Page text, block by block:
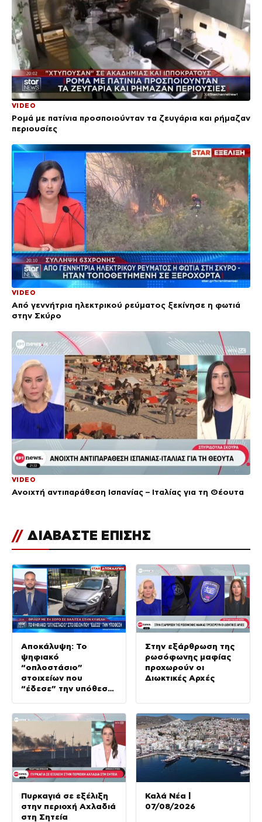
VIDEO
Ρομά με πατίνια προσποιούνταν τα ζευγάρια και ρήμαζαν
περιουσίες
VIDEO
Από γεννήτρια ηλεκτρικού ρεύματος ξεκίνησε η φωτιά
στην Σκύρο
VIDEO
Ανοιχτή αντιπαράθεση Ισπανίας – Ιταλίας για τη Θέουτα
// ΔΙΑΒΑΣΤΕ ΕΠΙΣΗΣ
Αποκάλυψη: Το
ψηφιακό
“οπλοστάσιο”
στοιχείων που
“έδεσε” την υπόθεση
Στην εξάρθρωση της
ρωσόφωνης μαφίας
προχωρούν οι
Διωκτικές Αρχές
Πυρκαγιά σε εξέλιξη
στην περιοχή Αχλαδιά
στη Σητεία
Καλά Νέα |
07/08/2026